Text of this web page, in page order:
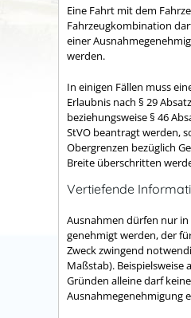
Eine Fahrt mit dem
Fahrzeugkombination
einer
werden.
In einigen Fällen muss
Erlaubnis nach § 29
beziehungsweise § 46
StVO beantragt werden,
Obergrenzen bezüglich
Breite überschritten
Vertiefende
Ausnahmen dürfen nur
genehmigt werden, der
Zweck zwingend
Maßstab). Beispielsweise
Gründen alleine darf keine
Ausnahmegenehmigung